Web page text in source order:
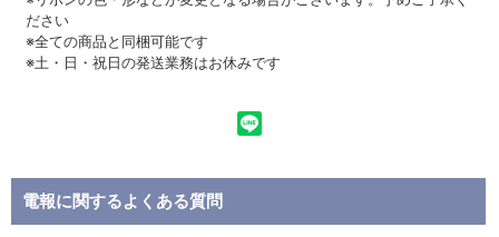
ださい
※全ての商品と同梱可能です
※土・日・祝日の発送業務はお休みです
電報に関するよくある質問